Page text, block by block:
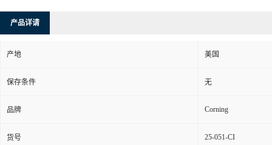
产品详请
产地 美国
保存条件 无
品牌 Corning
货号 25-051-CI